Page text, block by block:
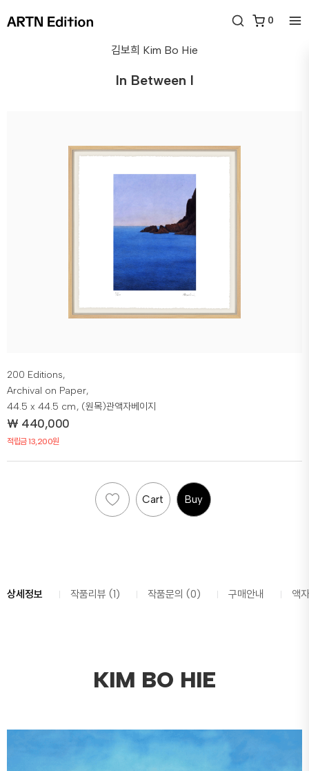
0
김보희 Kim Bo Hie
In Between I
200 Editions,
Archival on Paper,
44.5 x 44.5 cm, (원목)관액자베이지
₩ 440,000
적립금 13,200원
Cart Buy
상세정보 작품리뷰 (1) 작품문의 (0) 구매안내 액
KIM BO HIE